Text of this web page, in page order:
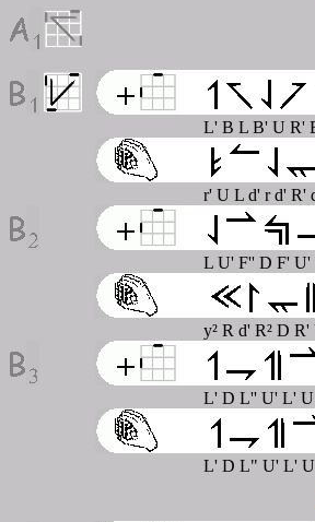
L' B L B' U R'
r' U L d' r d' R'
L U' F'' D F'
y² R d' R² D
L' D L'' U' L'
L' D L" U' L'